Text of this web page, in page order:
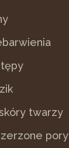
twarzy
pory